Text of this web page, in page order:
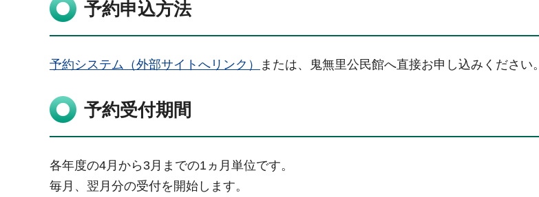
予約申込方法
予約システム（外部サイトへリンク） または、鬼無里公民館へ直接お申し込みください。
予約受付期間
各年度の4月から3月までの1ヵ月単位です。
毎月、翌月分の受付を開始します。